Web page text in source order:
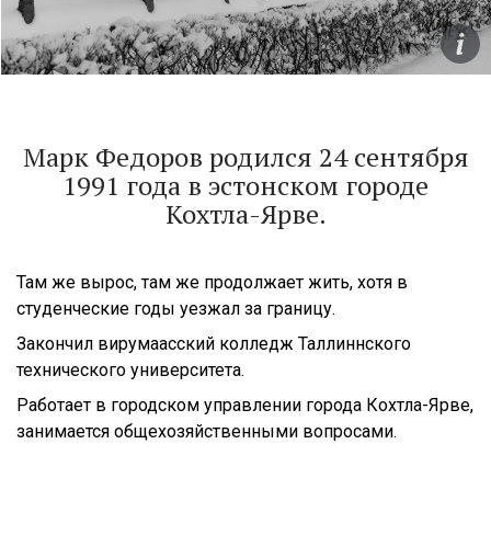
Марк Федоров родился 24 сентября
1991 года в эстонском городе
Кохтла-Ярве.
Там же вырос, там же продолжает жить, хотя в
студенческие годы уезжал за границу.
Закончил вирумаасский колледж Таллиннского
технического университета.
Работает в городском управлении города Кохтла-Ярве,
занимается общехозяйственными вопросами.